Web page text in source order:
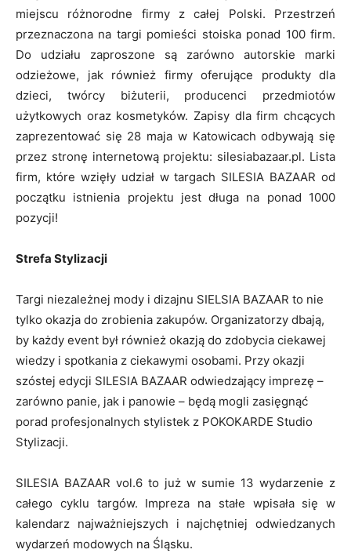
miejscu różnorodne firmy z całej Polski. Przestrzeń
przeznaczona na targi pomieści stoiska ponad 100 firm.
Do udziału zaproszone są zarówno autorskie marki
odzieżowe, jak również firmy oferujące produkty dla
dzieci, twórcy biżuterii, producenci przedmiotów
użytkowych oraz kosmetyków. Zapisy dla firm chcących
zaprezentować się 28 maja w Katowicach odbywają się
przez stronę internetową projektu: silesiabazaar.pl. Lista
firm, które wzięły udział w targach SILESIA BAZAAR od
początku istnienia projektu jest długa na ponad 1000
pozycji!
Strefa Stylizacji
Targi niezależnej mody i dizajnu SIELSIA BAZAAR to nie
tylko okazja do zrobienia zakupów. Organizatorzy dbają,
by każdy event był również okazją do zdobycia ciekawej
wiedzy i spotkania z ciekawymi osobami. Przy okazji
szóstej edycji SILESIA BAZAAR odwiedzający imprezę –
zarówno panie, jak i panowie – będą mogli zasięgnąć
porad profesjonalnych stylistek z POKOKARDE Studio
Stylizacji.
SILESIA BAZAAR vol.6 to już w sumie 13 wydarzenie z
całego cyklu targów. Impreza na stałe wpisała się w
kalendarz najważniejszych i najchętniej odwiedzanych
wydarzeń modowych na Śląsku.